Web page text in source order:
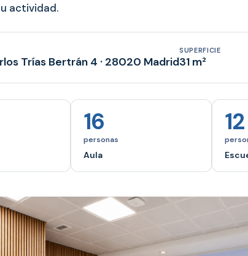
actividad.
Trías Bertrán 4 · 28020 Madrid
SUPERFICIE
31 m²
16
personas
Aula
12